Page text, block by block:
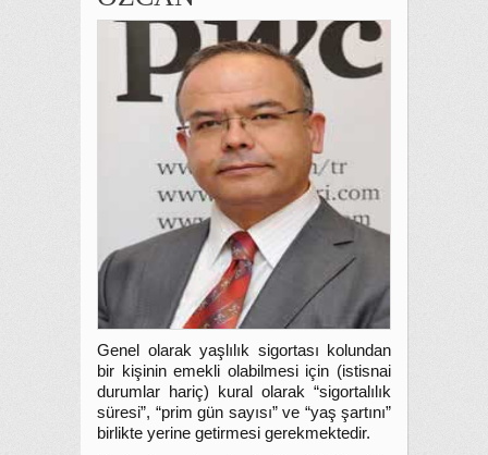
Genel olarak yaşlılık sigortası kolundan
bir kişinin emekli olabilmesi için (istisnai
durumlar hariç) kural olarak “sigortalılık
süresi”, “prim gün sayısı” ve “yaş şartını”
birlikte yerine getirmesi gerekmektedir.